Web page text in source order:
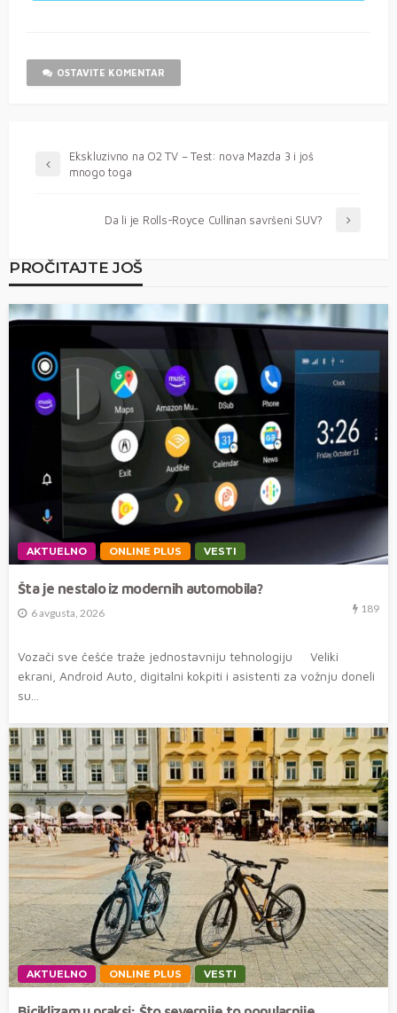
OSTAVITE KOMENTAR
Ekskluzivno na O2 TV – Test: nova Mazda 3 i još
mnogo toga
Da li je Rolls-Royce Cullinan savršeni SUV?
PROČITAJTE JOŠ
AKTUELNO ONLINE PLUS VESTI
Šta je nestalo iz modernih automobila?
6 avgusta, 2026 189
Vozači sve češće traže jednostavniju tehnologiju Veliki
ekrani, Android Auto, digitalni kokpiti i asistenti za vožnju doneli
su...
AKTUELNO ONLINE PLUS VESTI